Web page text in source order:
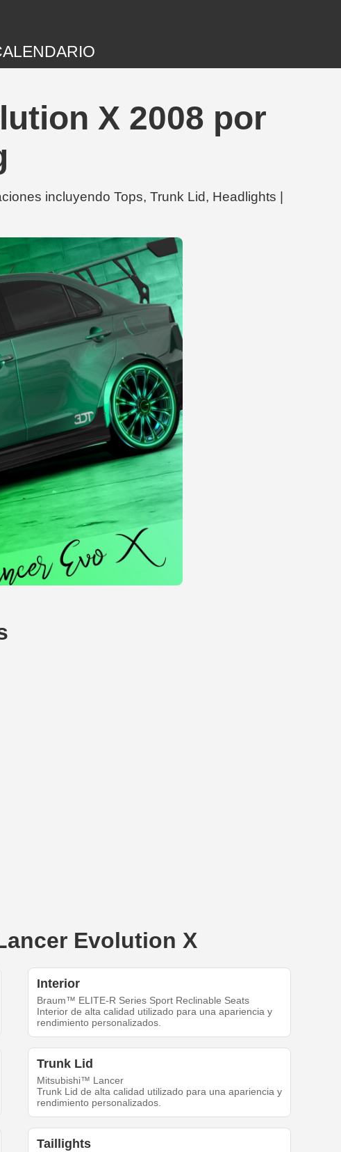
X 2008 por
incluyendo Tops, Trunk Lid, Headlights |
Evolution X
Interior
Braum™ ELITE-R Series Sport Reclinable Seats
Interior de alta calidad utilizado para una apariencia y
rendimiento personalizados.
Trunk Lid
Mitsubishi™ Lancer
Trunk Lid de alta calidad utilizado para una apariencia y
rendimiento personalizados.
Taillights